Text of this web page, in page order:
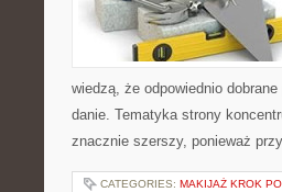
wiedzą, że odpowiednio
danie. Tematyka strony
znacznie szerszy, ponieważ
CATEGORIES: MAKIJAŻ KROK